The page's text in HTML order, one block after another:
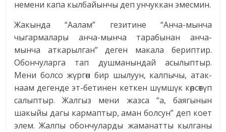
немени капа кылбайынчы деп унчуккан эмесмин.
Жакында “Аалам” гезитине “Анча-мынча
чыгармалары анча-мынча тарабынан анча-
мынча аткарылган” деген макала бериптир.
Обончуларга тап душманындай асылыптыр.
Мени болсо жүргөн бир шылуун, калпычы, атак-
наам дегенде эт-бетинен кеткен шүмшүк көрсөтүп
салыптыр. Жалгыз мени жазса “а, баягынын
шакыйы дагы кармаптыр, аман болсун” деп коет
элем. Жалпы обончуларды жаманатты кылганы